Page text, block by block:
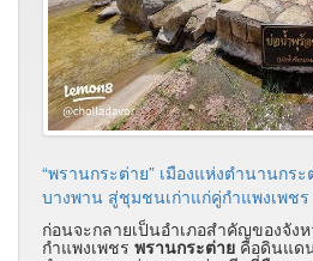
“พรานกระต่าย” เมืองแห่งตำนานกระ
บางพาน สู่ชุมชนเก่าแก่คู่กำแพงเพชร
ก่อนจะกลายเป็นอำเภอสำคัญของจัง
กำแพงเพชร พรานกระต่าย คือดินแด